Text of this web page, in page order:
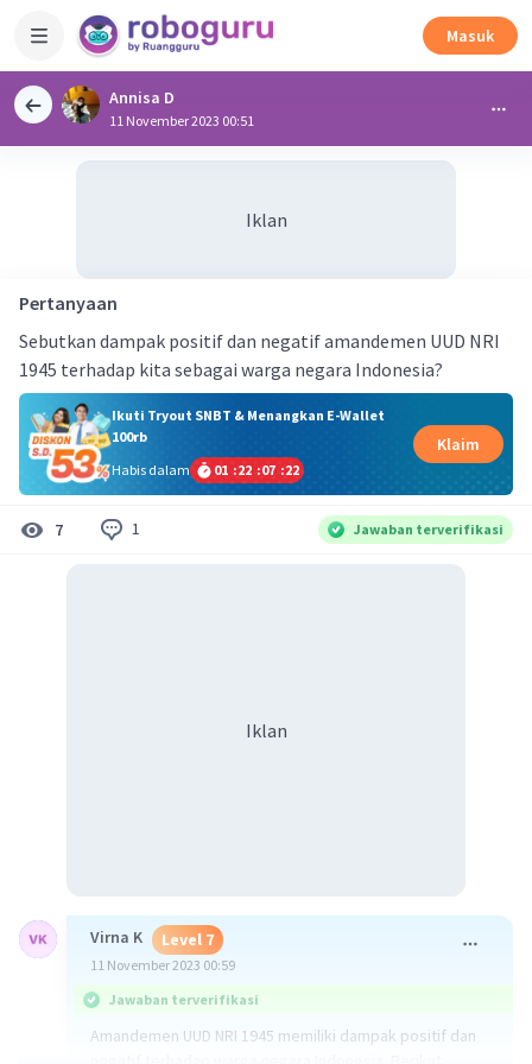
Masuk
Annisa D
11 November 2023 00:51
Iklan
Pertanyaan
Sebutkan dampak positif dan negatif amandemen UUD NRI
1945 terhadap kita sebagai warga negara Indonesia?
Ikuti Tryout SNBT & Menangkan E-Wallet
100rb
Habis dalam
01 :22 :07 :22
Klaim
7 1 Jawaban terverifikasi
Iklan
Virna K Level 7
11 November 2023 00:59
Jawaban terverifikasi
Amandemen UUD NRI 1945 memiliki dampak positif dan